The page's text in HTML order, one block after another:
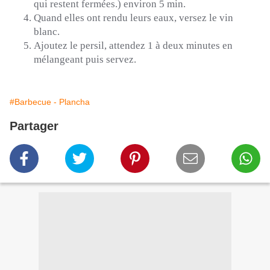
qui restent fermées.) environ 5 min.
Quand elles ont rendu leurs eaux, versez le vin
blanc.
Ajoutez le persil, attendez 1 à deux minutes en
mélangeant puis servez.
#Barbecue - Plancha
Partager